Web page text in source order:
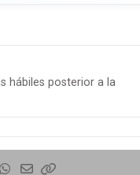
hábiles posterior a la